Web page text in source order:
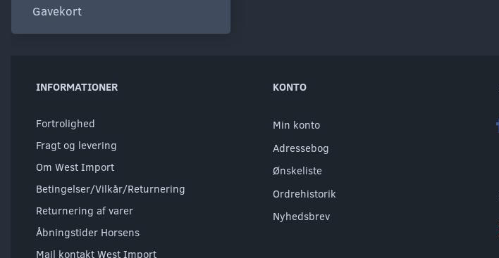
Gavekort
INFORMATIONER
Fortrolighed
Fragt og levering
Om West Import
Betingelser/Vilkår/Returnering
Returnering af varer
Åbningstider Horsens
Mail kontakt West Import
KONTO
Min konto
Adressebog
Ønskeliste
Ordrehistorik
Nyhedsbrev